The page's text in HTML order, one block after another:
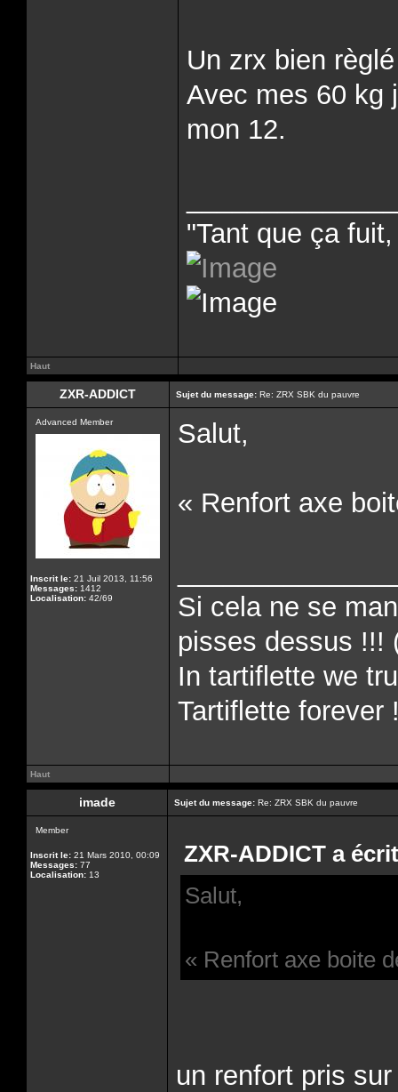
Un zrx bien
Avec mes 60 kg
mon 12.
"Tant que ça
Haut
ZXR-ADDICT Sujet du message: Re: ZRX SBK du pauvre
Advanced Member
Inscrit le: 21 Juil 2013, 11:56
Messages: 1412
Localisation: 42/69
Salut,
« Renfort axe
Si cela ne se
pisses dessus !!!
In tartiflette we
Tartiflette forever
Haut
imade Sujet du message: Re: ZRX SBK du pauvre
Member
Inscrit le: 21 Mars 2010, 00:09
Messages: 77
Localisation: 13
ZXR-ADDICT a
Salut,
« Renfort axe boite
un renfort pris